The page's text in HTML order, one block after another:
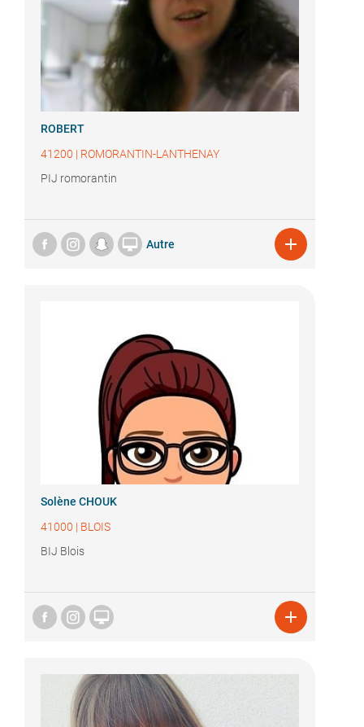
ROBERT
41200 | ROMORANTIN-LANTHENAY
PIJ romorantin
 Autre 
Solène CHOUK
41000 | BLOIS
BIJ Blois
 